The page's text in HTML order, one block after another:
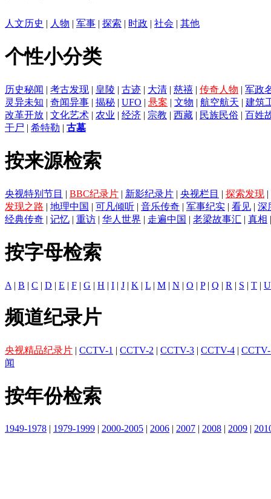
人文历史 | 人物 | 军事 | 探索 | 时政 | 社会 | 其他
个性小分类
历史秘闻 | 考古发现 | 皇陵 | 古迹 | 大清 | 慈禧 | 传奇人物 | 军政
灵异未知 | 奇闻异事 | 揭秘 | UFO | 悬案 | 文物 | 航空航天 | 建筑
改革开放 | 文化艺术 | 农业 | 经济 | 宗教 | 西藏 | 民族民俗 | 百姓
干尸 | 希特勒 | 古墓
按来源检索
央视特别节目 | BBC纪录片 | 新影纪录片 | 央视栏目 | 探索发现 |
发现之路 | 地理中国 | 可凡倾听 | 音乐传奇 | 军事纪实 | 看见 | 深
经典传奇 | 记忆 | 重访 | 华人世界 | 走遍中国 | 老梁故事汇 | 真相
按字母检索
A | B | C | D | E | F | G | H | I | J | K | L | M | N | O | P| Q | R | S | T | U
频道纪录片
央视精品纪录片 | CCTV-1 | CCTV-2 | CCTV-3 | CCTV-4 |
闻
按年份检索
1949-1978 | 1979-1999 | 2000-2005 | 2006 | 2007 | 2008 | 2009 |